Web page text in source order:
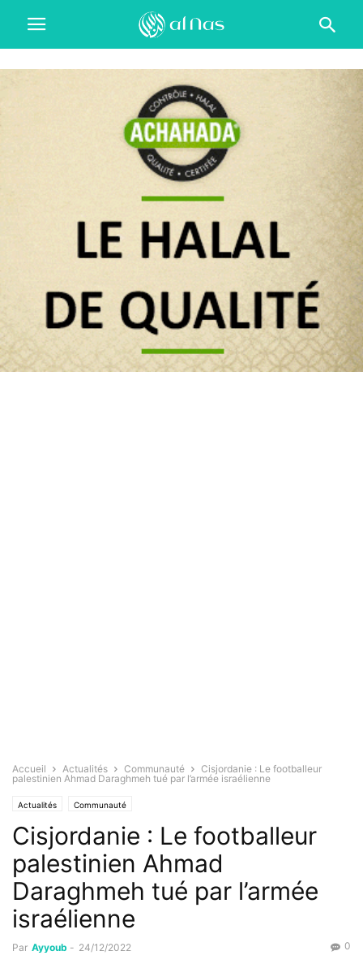
Accueil Actualités Communauté
Cisjordanie : Le footballeur
palestinien Ahmad Daraghmeh tué par l’armée israélienne
Actualités Communauté
Cisjordanie : Le footballeur
palestinien Ahmad
Daraghmeh tué par l’armée
israélienne
Par Ayyoub - 24/12/2022 0